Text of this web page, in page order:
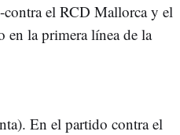
el RCD Mallorca y el
en la primera línea de la
En el partido contra el